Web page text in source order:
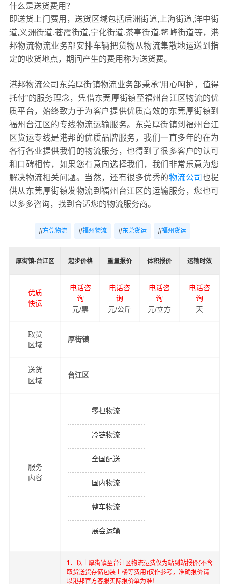
什么是送货费用？
即送货上门费用，送货区域包括后洲街道,上海街道,洋中街
道,义洲街道,苍霞街道,宁化街道,茶亭街道,鳌峰街道等，港
邦物流物流业务部安排车辆把货物从物流集散地运送到指
定的收货地点，期间产生的费用称为送货费。
港邦物流公司东莞厚街镇物流业务部秉承“用心呵护，值得
托付”的服务理念，凭借东莞厚街镇至福州台江区物流的优
质平台，始终致力于为客户提供优质高效的东莞厚街镇到
福州台江区的专线物流运输服务。东莞厚街镇到福州台江
区货运专线是港邦的优质品牌服务，我们一直多年的在为
各行各业提供我们的物流服务，也得到了很多客户的认可
和口碑相传，如果您有意向选择我们，我们非常乐意为您
解决物流相关问题。当然，还有很多优秀的物流公司 也提
供从东莞厚街镇发物流到福州台江区的运输服务，您也可
以多多咨询，找到合适您的物流服务商。
#东莞物流 #福州物流 #东莞货运 #福州货运
厚街镇-台江区 起步价格 重量报价 体积报价 运输时效
优质
快运
电话咨
询
元/票
电话咨
询
元/公斤
电话咨
询
元/立方
电话咨
询
天
取货
区域
厚街镇
送货
区域
台江区
服务
内容
零担物流
冷链物流
全国配送
国内物流
整车物流
展会运输
1、以上厚街镇至台江区物流运费仅为站到站报价(不含
取货送货存储包装上楼等费用)仅作参考，准确报价请
以港邦官方客服实际报价单为准！